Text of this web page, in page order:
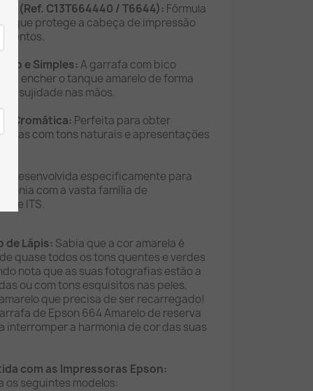
(Ref. C13T664440 / T6644): Fórmula
que protege a cabeça de impressão
e Simples:A garrafa com bico
encher o tanque amarelo de forma
sujidade nas mãos.
Cromática: Perfeita para obter
com tons naturais e apresentações
Desenvolvida especificamente para
com a vasta família de
e ITS.
de Lápis: Sabia que a cor amarela é
quase todos os tons quentes e verdes
nota que as suas fotografias estão a
ou com tons esquisitos nas peles,
que precisa de ser recarregado!
de Epson 664 Amarelo de reserva
interromper a harmonia de cor das suas
com as Impressoras Epson:
os seguintes modelos: